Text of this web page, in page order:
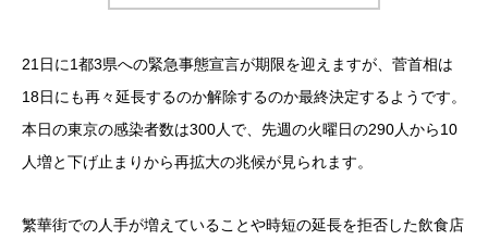
21日に1都3県への緊急事態宣言が期限を迎えますが、菅首相は
18日にも再々延長するのか解除するのか最終決定するようです。
本日の東京の感染者数は300人で、先週の火曜日の290人から10
人増と下げ止まりから再拡大の兆候が見られます。
繁華街での人手が増えていることや時短の延長を拒否した飲食店